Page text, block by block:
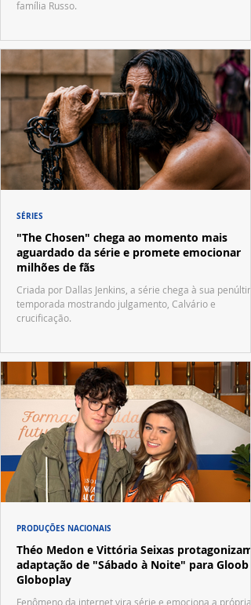
família Russo.
"The Chosen" chega ao momento mais
aguardado da série e promete emocionar
milhões de fãs
Criada por Dallas Jenkins, a série chega à sua
temporada mostrando julgamento, Calvário e
crucificação.
SÉRIES
Théo Medon e Vittória Seixas protagonizam
adaptação de "Sábado à Noite" para Gloob e
Globoplay
Fenômeno da internet vira série e emociona a própria
PRODUÇÕES NACIONAIS